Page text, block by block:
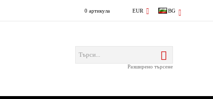
0 артикула EUR BG
Разширено търсене